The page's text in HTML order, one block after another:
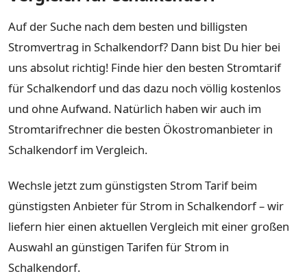
Auf der Suche nach dem besten und billigsten
Stromvertrag in Schalkendorf? Dann bist Du hier bei
uns absolut richtig! Finde hier den besten Stromtarif
für Schalkendorf und das dazu noch völlig kostenlos
und ohne Aufwand. Natürlich haben wir auch im
Stromtarifrechner die besten Ökostromanbieter in
Schalkendorf im Vergleich.
Wechsle jetzt zum günstigsten Strom Tarif beim
günstigsten Anbieter für Strom in Schalkendorf – wir
liefern hier einen aktuellen Vergleich mit einer großen
Auswahl an günstigen Tarifen für Strom in
Schalkendorf.